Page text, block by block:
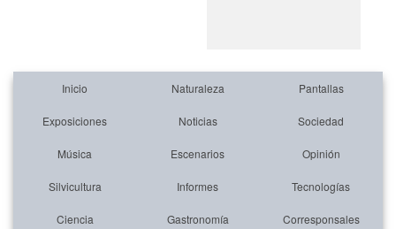
Inicio Naturaleza Pantallas
Exposiciones Noticias Sociedad
Música Escenarios Opinión
Silvicultura Informes Tecnologías
Ciencia Gastronomía Corresponsales